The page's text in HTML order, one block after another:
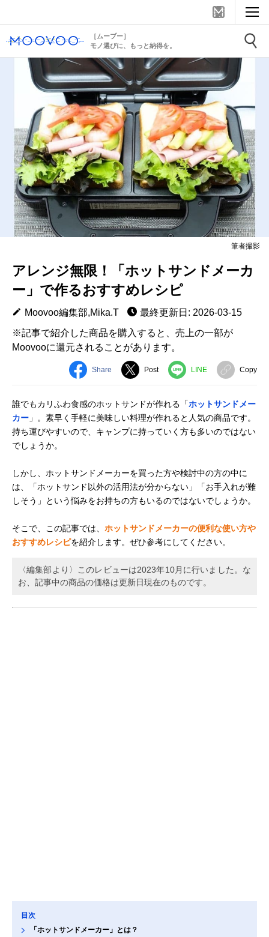
［ムーブー］
モノ選びに、もっと納得を。
筆者撮影
アレンジ無限！「ホットサンドメーカ
ー」で作るおすすめレシピ
Moovoo編集部,Mika.T
最終更新日: 2026-03-15
※記事で紹介した商品を購入すると、売上の一部が
Moovooに還元されることがあります。
Share Post LINE Copy
誰でもカリふわ食感のホットサンドが作れる「ホットサンドメー
カー 」。素早く手軽に美味しい料理が作れると人気の商品です。
持ち運びやすいので、キャンプに持っていく方も多いのではない
でしょうか。
しかし、ホットサンドメーカーを買った方や検討中の方の中に
は、「ホットサンド以外の活用法が分からない」「お手入れが難
しそう」という悩みをお持ちの方もいるのではないでしょうか。
そこで、この記事では、 ホットサンドメーカーの便利な使い方や
おすすめレシピを紹介します。ぜひ参考にしてください。
〈編集部より〉このレビューは2023年10月に行いました。な
お、記事中の商品の価格は更新日現在のものです。
目次
「ホットサンドメーカー」とは？